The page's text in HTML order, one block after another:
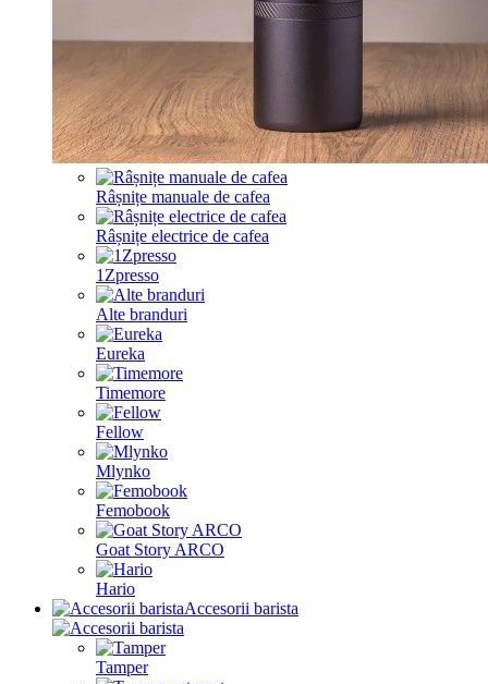
Râșnițe manuale de cafea
Râșnițe electrice de cafea
1Zpresso
Alte branduri
Eureka
Timemore
Fellow
Mlynko
Femobook
Goat Story ARCO
Hario
Accesorii barista
Tamper